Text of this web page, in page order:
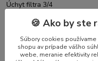
Úchyt filtra 3/4
Sací prúd: 18 litrov
P 25 µm
Dĺžka 180 mm
🍪 Ako by ste
Súbory cookies
shopu av prípade vášho
webe, meranie efektivity